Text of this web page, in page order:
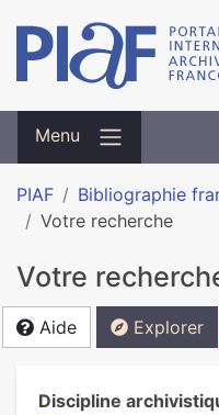
Menu
PIAF
Bibliographie
Votre recherche
Votre
Aide Explorer
Discipline